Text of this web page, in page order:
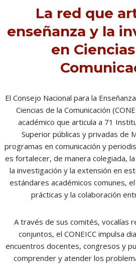
La red que
enseñanza y la
en
El Consejo Nacional para la
Ciencias de la Comunicación
académico que articula a 71
Superior públicas y privadas de
programas en comunicación y
es fortalecer, de manera colegiada,
la investigación y la extensión en
estándares académicos comunes,
prácticas y la colaboración
A través de sus comités, vocalías
conjuntos, el CONEICC impulsa
encuentros docentes, congresos y
comprender y atender los